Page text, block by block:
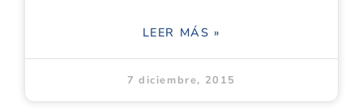
LEER MÁS »
7 diciembre, 2015